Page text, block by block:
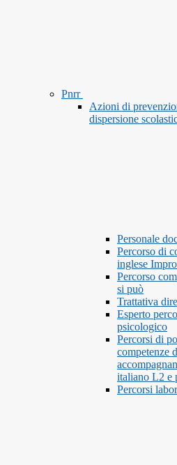
Pnrr
Azioni di
dispersione
Personale
Percorso di
inglese
Percorso
si può
Trattativa
Esperto
psicologico
Percorsi di
competenze
italiano L2 e
Percorsi